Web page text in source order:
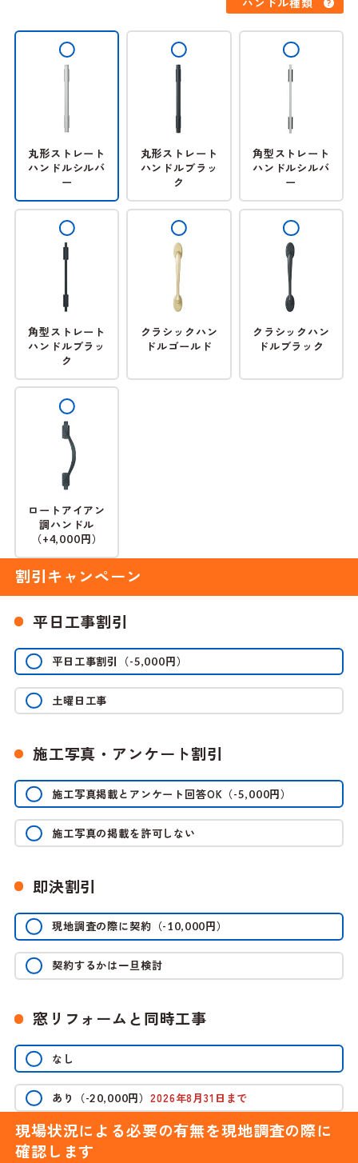
丸形ストレート
ハンドルシルバ
ー
丸形ストレート
ハンドルブラッ
ク
角型ストレート
ハンドルシルバ
ー
角型ストレート
ハンドルブラッ
ク
クラシックハン
ドルゴールド
クラシックハン
ドルブラック
ロートアイアン
調ハンドル
（+4,000円）
割引キャンペーン
平日工事割引
平日工事割引 （-5,000円）
土曜日工事
施工写真・アンケート割引
施工写真掲載とアンケート回答OK （-5,000円）
施工写真の掲載を許可しない
即決割引
現地調査の際に契約 （-10,000円）
契約するかは一旦検討
窓リフォームと同時工事
なし
あり （-20,000円）2026年8月31日まで
現場状況による必要の有無を現地調査の際に
確認します